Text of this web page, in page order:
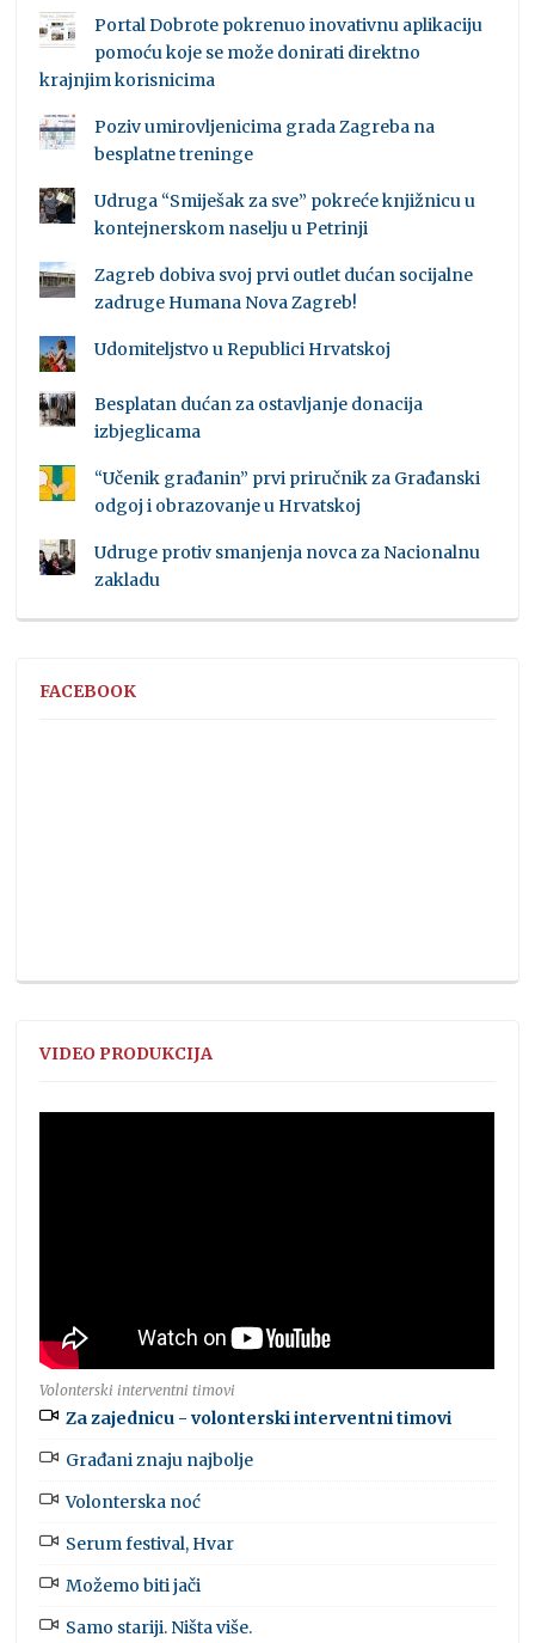
Portal Dobrote pokrenuo inovativnu aplikaciju
pomoću koje se može donirati direktno
krajnjim korisnicima
Poziv umirovljenicima grada Zagreba na
besplatne treninge
Udruga “Smiješak za sve” pokreće knjižnicu u
kontejnerskom naselju u Petrinji
Zagreb dobiva svoj prvi outlet dućan socijalne
zadruge Humana Nova Zagreb!
Udomiteljstvo u Republici Hrvatskoj
Besplatan dućan za ostavljanje donacija
izbjeglicama
“Učenik građanin” prvi priručnik za Građanski
odgoj i obrazovanje u Hrvatskoj
Udruge protiv smanjenja novca za Nacionalnu
zakladu
FACEBOOK
VIDEO PRODUKCIJA
Volonterski interventni timovi
Za zajednicu - volonterski interventni timovi
Građani znaju najbolje
Volonterska noć
Serum festival, Hvar
Možemo biti jači
Samo stariji. Ništa više.